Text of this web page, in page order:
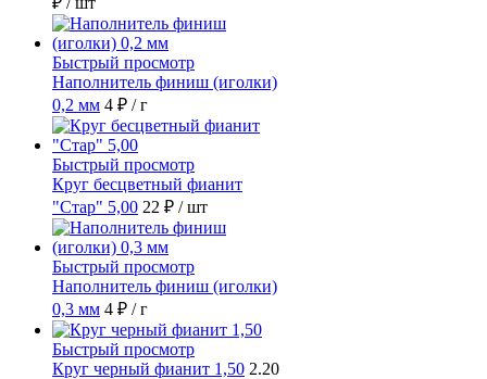
Быстрый просмотр
Наполнитель финиш (иголки)
0,2 мм 4 ₽ / г
Быстрый просмотр
Круг бесцветный фианит
"Стар" 5,00 22 ₽ / шт
Быстрый просмотр
Наполнитель финиш (иголки)
0,3 мм 4 ₽ / г
Быстрый просмотр
Круг черный фианит 1,50 2.20